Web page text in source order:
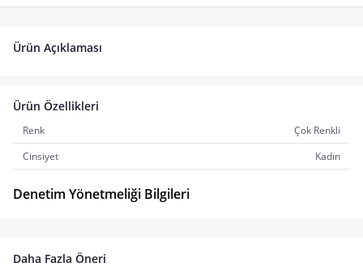
Ürün Açıklaması
Ürün Özellikleri
Renk
Çok Renkli
Cinsiyet
Kadın
Denetim Yönetmeliği Bilgileri
Daha Fazla Öneri